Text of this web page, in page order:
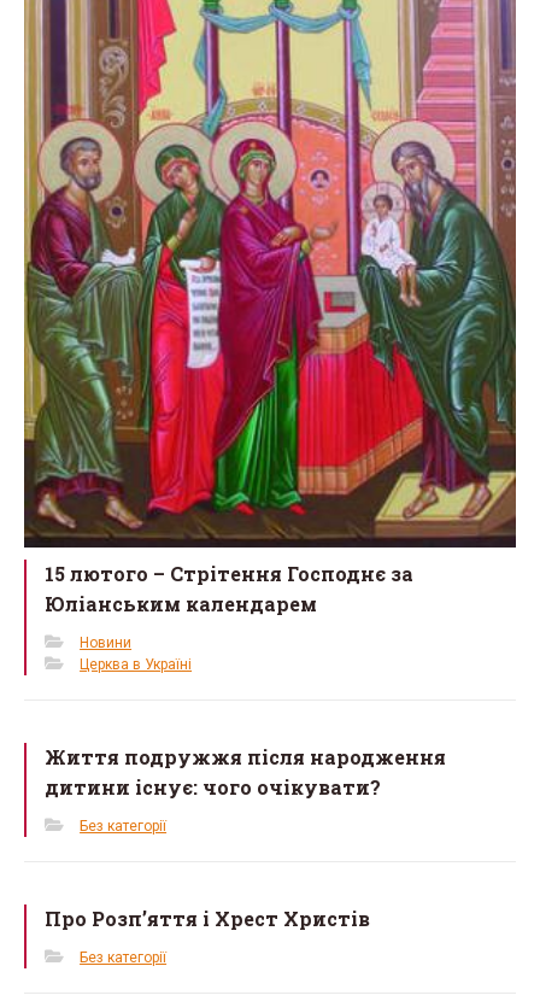
15 лютого – Cтрітення Господнє за
Юліанським календарем
Новини
Церква в Україні
Життя подружжя після народження
дитини існує: чого очікувати?
Без категорії
Про Розп’яття і Хрест Христів
Без категорії